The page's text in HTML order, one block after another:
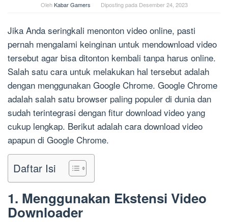
OlehKabar Gamers Diposting pada Desember 24, 2023
Jika Anda seringkali menonton video online, pasti
pernah mengalami keinginan untuk mendownload video
tersebut agar bisa ditonton kembali tanpa harus online.
Salah satu cara untuk melakukan hal tersebut adalah
dengan menggunakan Google Chrome. Google Chrome
adalah salah satu browser paling populer di dunia dan
sudah terintegrasi dengan fitur download video yang
cukup lengkap. Berikut adalah cara download video
apapun di Google Chrome.
Daftar Isi
1. Menggunakan Ekstensi Video
Downloader